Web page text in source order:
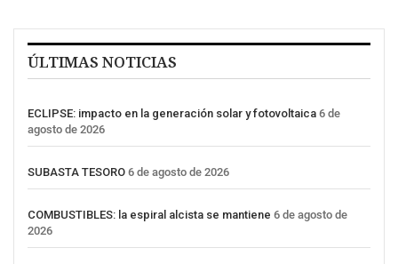
ÚLTIMAS NOTICIAS
ECLIPSE: impacto en la generación solar y fotovoltaica 6 de
agosto de 2026
SUBASTA TESORO 6 de agosto de 2026
COMBUSTIBLES: la espiral alcista se mantiene 6 de agosto de
2026